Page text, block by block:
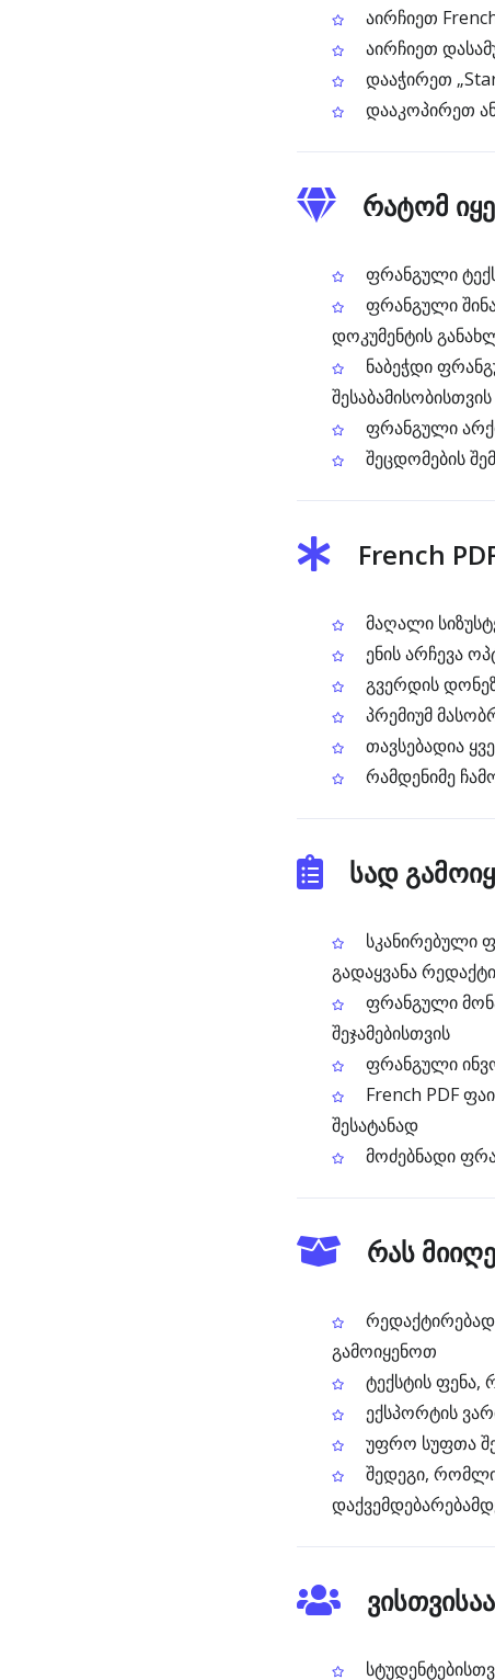
აირჩიეთ
აირჩიეთ
დააჭირეთ
დააკოპირეთ
რატომ
ფრანგული
ფრანგული
დოკუმენტის
ნაბეჭდი
შესაბამისობისთვის
ფრანგული
შეცდომების
French
მაღალი
ენის არჩევა
გვერდის
პრემიუმ
თავსებადია
რამდენიმე
სად
სკანირებული
გადაყვანა
ფრანგული
შეჯამებისთვის
ფრანგული
French PDF
შესატანად
მოძებნადი
რას
გამოიყენოთ
ტექსტის ფენა,
ექსპორტის
უფრო სუფთა
შედეგი,